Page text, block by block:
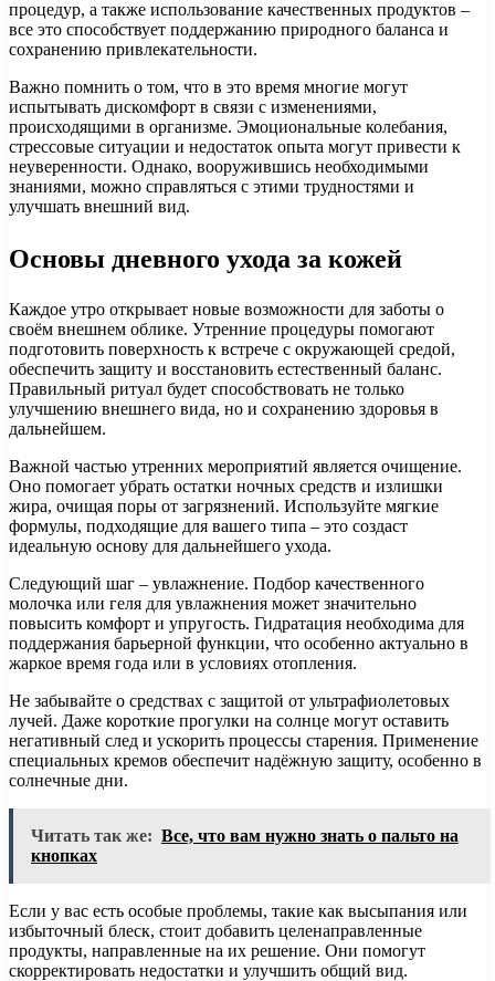
процедур, а также использование качественных продуктов –
все это способствует поддержанию природного баланса и
сохранению привлекательности.
Важно помнить о том, что в это время многие могут
испытывать дискомфорт в связи с изменениями,
происходящими в организме. Эмоциональные колебания,
стрессовые ситуации и недостаток опыта могут привести к
неуверенности. Однако, вооружившись необходимыми
знаниями, можно справляться с этими трудностями и
улучшать внешний вид.
Основы дневного ухода за кожей
Каждое утро открывает новые возможности для заботы о
своём внешнем облике. Утренние процедуры помогают
подготовить поверхность к встрече с окружающей средой,
обеспечить защиту и восстановить естественный баланс.
Правильный ритуал будет способствовать не только
улучшению внешнего вида, но и сохранению здоровья в
дальнейшем.
Важной частью утренних мероприятий является очищение.
Оно помогает убрать остатки ночных средств и излишки
жира, очищая поры от загрязнений. Используйте мягкие
формулы, подходящие для вашего типа – это создаст
идеальную основу для дальнейшего ухода.
Следующий шаг – увлажнение. Подбор качественного
молочка или геля для увлажнения может значительно
повысить комфорт и упругость. Гидратация необходима для
поддержания барьерной функции, что особенно актуально в
жаркое время года или в условиях отопления.
Не забывайте о средствах с защитой от ультрафиолетовых
лучей. Даже короткие прогулки на солнце могут оставить
негативный след и ускорить процессы старения. Применение
специальных кремов обеспечит надёжную защиту, особенно в
солнечные дни.
Читать так же: Все, что вам нужно знать о пальто на
кнопках
Если у вас есть особые проблемы, такие как высыпания или
избыточный блеск, стоит добавить целенаправленные
продукты, направленные на их решение. Они помогут
скорректировать недостатки и улучшить общий вид.